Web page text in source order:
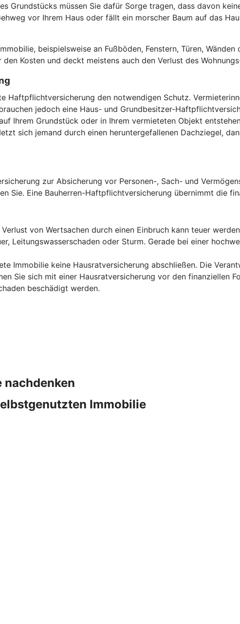
Grundstücks müssen Sie dafür Sorge tragen, dass davon
vor Ihrem Haus oder fällt ein morscher Baum auf das
beispielsweise an Fußböden, Fenstern, Türen,
Kosten und deckt meistens auch den Verlust des
Haftpflichtversicherung den notwendigen Schutz.
jedoch eine Haus- und Grundbesitzer-
Ihrem Grundstück oder in Ihrem vermieteten Objekt
sich jemand durch einen heruntergefallenen Dachziegel,
zur Absicherung vor Personen-, Sach- und
Sie. Eine Bauherren-Haftpflichtversicherung übernimmt die
von Wertsachen durch einen Einbruch kann teuer
Leitungswasserschaden oder Sturm. Gerade bei einer
Immobilie keine Hausratversicherung abschließen. Die
Sie sich mit einer Hausratversicherung vor den finanziellen
beschädigt werden.
nachdenken
Immobilie